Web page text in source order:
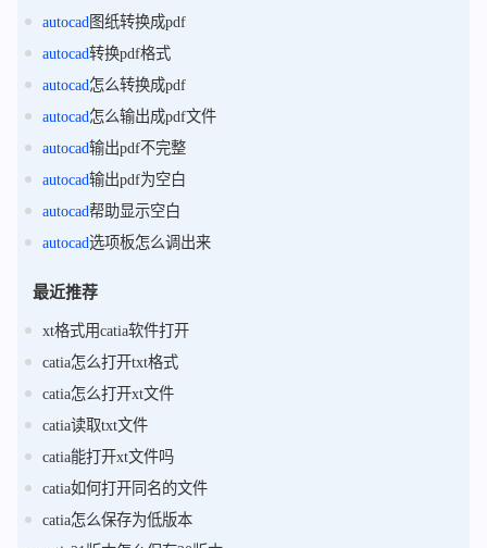
autocad图纸转换成pdf
autocad转换pdf格式
autocad怎么转换成pdf
autocad怎么输出成pdf文件
autocad输出pdf不完整
autocad输出pdf为空白
autocad帮助显示空白
autocad选项板怎么调出来
最近推荐
xt格式用catia软件打开
catia怎么打开txt格式
catia怎么打开xt文件
catia读取txt文件
catia能打开xt文件吗
catia如何打开同名的文件
catia怎么保存为低版本